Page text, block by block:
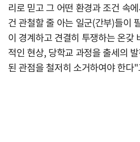
리로 믿고 그 어떤 환경과 조건 속
건 관철할 줄 아는 일군(간부)들이
이 경계하고 견결히 투쟁하는 온갖
적인 현상, 당학교 과정을 출세의
된 관점을 철저히 소거하여야 한다